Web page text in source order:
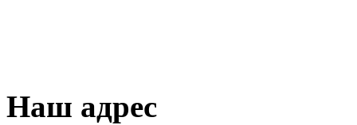
Наш адрес